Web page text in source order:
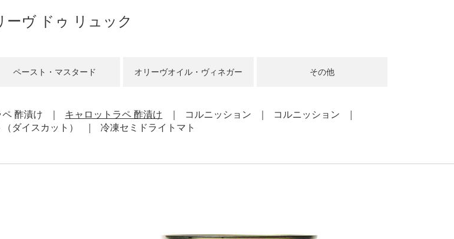
ーヴ ドゥ リュック
ペースト・マスタード オリーヴオイル・ヴィネガー その他
酢漬け キャロットラペ 酢漬け コルニッション
コルニッション
ダイスカット） 冷凍セミドライトマト